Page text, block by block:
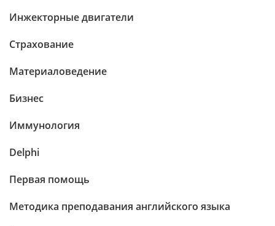
Инжекторные двигатели
Страхование
Материаловедение
Бизнес
Иммунология
Delphi
Первая помощь
Методика преподавания английского языка